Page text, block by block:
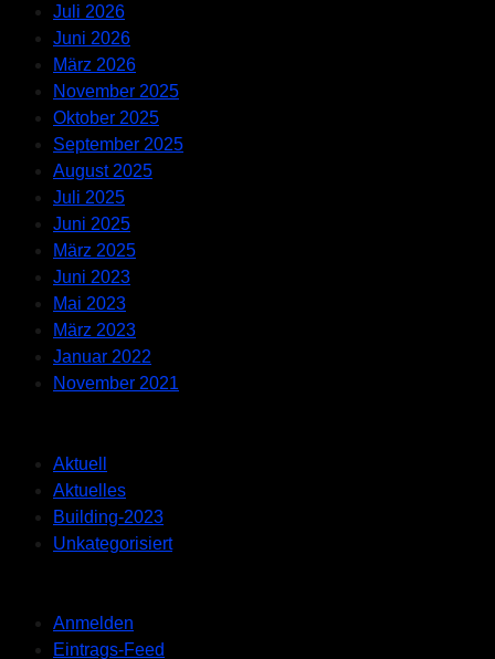
Juli 2026
Juni 2026
März 2026
November 2025
Oktober 2025
September 2025
August 2025
Juli 2025
Juni 2025
März 2025
Juni 2023
Mai 2023
März 2023
Januar 2022
November 2021
Aktuell
Aktuelles
Building-2023
Unkategorisiert
Anmelden
Eintrags-Feed